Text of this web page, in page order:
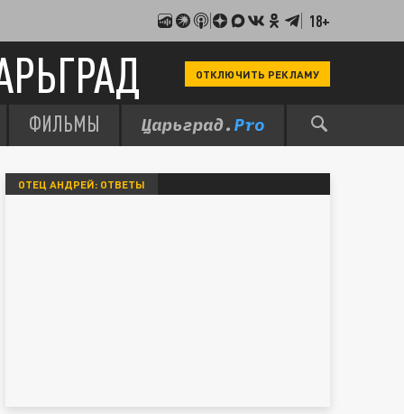
18+
ОТКЛЮЧИТЬ РЕКЛАМУ
ФИЛЬМЫ
ОТЕЦ АНДРЕЙ: ОТВЕТЫ